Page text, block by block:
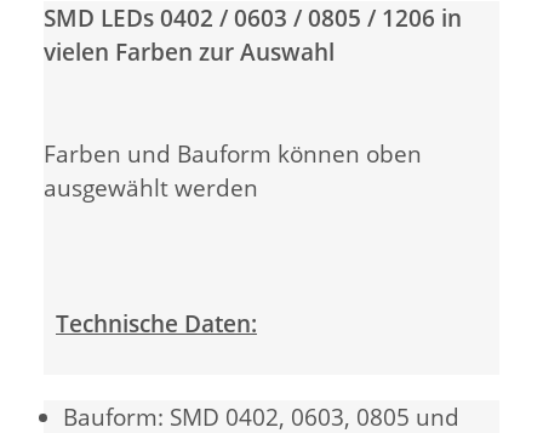
SMD LEDs 0402 / 0603 / 0805 / 1206 in
vielen Farben zur Auswahl
Farben und Bauform können oben
ausgewählt werden
Technische Daten:
Bauform: SMD 0402, 0603, 0805 und